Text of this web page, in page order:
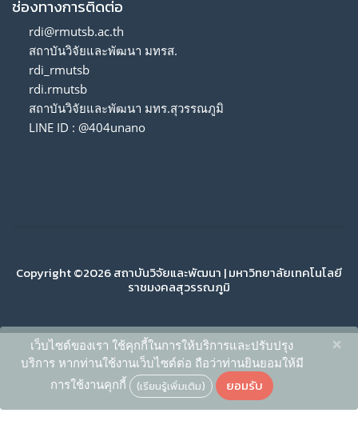
ช่องทางการติดต่อ
rdi@rmutsb.ac.th
สถาบันวิจัยและพัฒนา มทรส.
rdi_rmutsb
rdi.rmutsb
สถาบันวิจัยและพัฒนา มทร.สุวรรณภูมิ
LINE ID : @404unano
Copyright ©2026 สถาบันวิจัยและพัฒนา | มหาวิทยาลัยเทคโนโลยี
ราชมงคลสุวรรณภูมิ
เว็บไซต์ของเรา ใช้คุกกี้ในการให้บริการและปรับปรุง
บริการ หากท่านใช้งานเว็บไซต์ต่อ ถือว่าท่านยินยอมให้มี
การใช้งานคุกกี้ (เรียนรู้เพิ่มเติม) ยอมรับ
×